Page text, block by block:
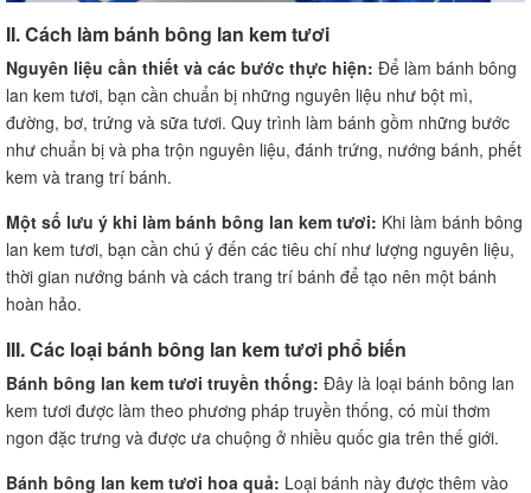
II. Cách làm bánh bông lan kem tươi
Nguyên liệu cần thiết và các bước thực hiện: Để làm bánh bông
lan kem tươi, bạn cần chuẩn bị những nguyên liệu như bột mì,
đường, bơ, trứng và sữa tươi. Quy trình làm bánh gồm những bước
như chuẩn bị và pha trộn nguyên liệu, đánh trứng, nướng bánh, phết
kem và trang trí bánh.
Một số lưu ý khi làm bánh bông lan kem tươi: Khi làm bánh bông
lan kem tươi, bạn cần chú ý đến các tiêu chí như lượng nguyên liệu,
thời gian nướng bánh và cách trang trí bánh để tạo nên một bánh
hoàn hảo.
III. Các loại bánh bông lan kem tươi phổ biến
Bánh bông lan kem tươi truyền thống: Đây là loại bánh bông lan
kem tươi được làm theo phương pháp truyền thống, có mùi thơm
ngon đặc trưng và được ưa chuộng ở nhiều quốc gia trên thế giới.
Bánh bông lan kem tươi hoa quả: Loại bánh này được thêm vào